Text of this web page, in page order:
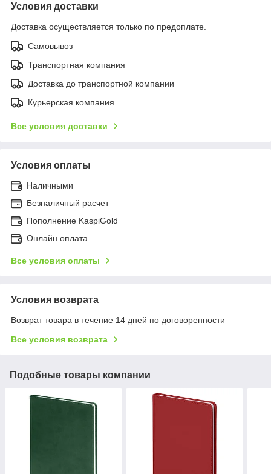
Условия доставки
Доставка осуществляется только по предоплате.
Самовывоз
Транспортная компания
Доставка до транспортной компании
Курьерская компания
Все условия доставки
Условия оплаты
Наличными
Безналичный расчет
Пополнение KaspiGold
Онлайн оплата
Все условия оплаты
Условия возврата
Возврат товара в течение 14 дней по договоренности
Все условия возврата
Подобные товары компании